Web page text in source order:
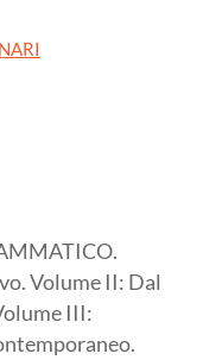
Volume II: Dal
III: